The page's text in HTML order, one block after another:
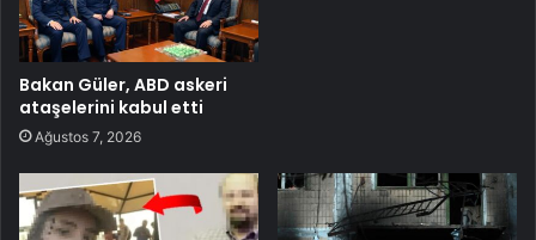
Bakan Güler, ABD askeri
ataşelerini kabul etti
Ağustos 7, 2026